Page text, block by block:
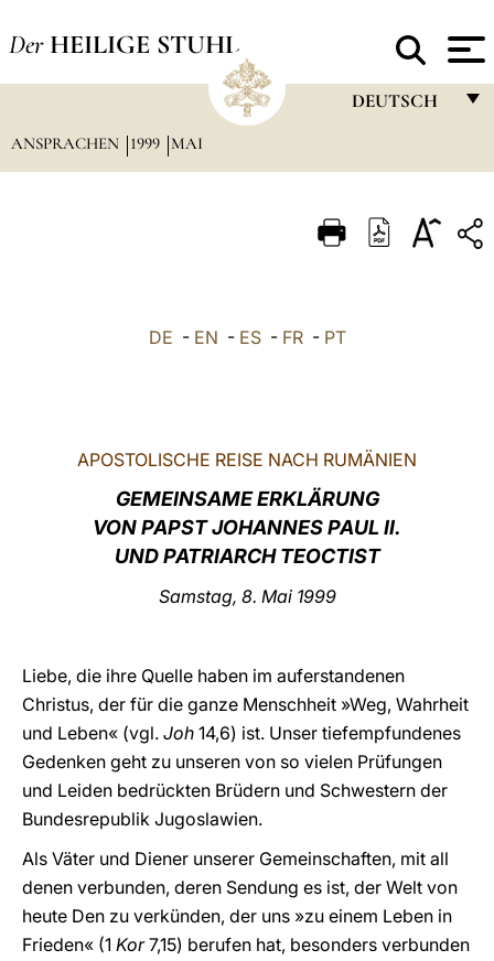
Der HEILIGE STUHL
DEUTSCH
ITALIANO
العربيّة
中文
LATINE
ANSPRACHEN 1999 MAI
DE - EN - ES- FR- PT
APOSTOLISCHE REISE NACH RUMÄNIEN
GEMEINSAME ERKLÄRUNG
VON PAPST JOHANNES PAUL II.
UND PATRIARCH TEOCTIST
Samstag, 8. Mai 1999
Liebe, die ihre Quelle haben im auferstandenen
Christus, der für die ganze Menschheit »Weg, Wahrheit
und Leben« (vgl. Joh 14,6) ist. Unser tiefempfundenes
Gedenken geht zu unseren von so vielen Prüfungen
und Leiden bedrückten Brüdern und Schwestern der
Bundesrepublik Jugoslawien.
Als Väter und Diener unserer Gemeinschaften, mit all
denen verbunden, deren Sendung es ist, der Welt von
heute Den zu verkünden, der uns »zu einem Leben in
Frieden« (1 Kor7,15) berufen hat, besonders verbunden